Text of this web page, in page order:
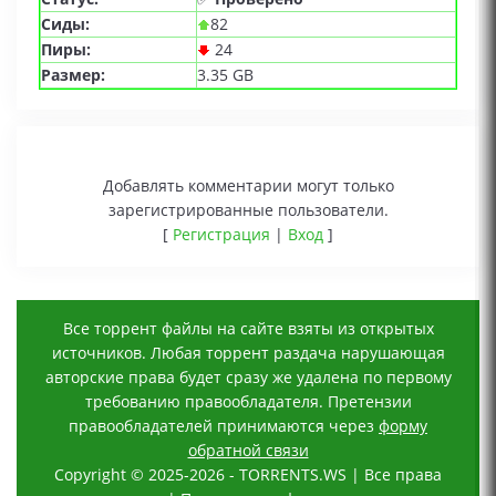
Сиды:
82
Пиры:
24
Размер:
3.35 GB
Добавлять комментарии могут только
зарегистрированные пользователи.
[ Регистрация | Вход ]
Все торрент файлы на сайте взяты из открытых
источников. Любая торрент раздача нарушающая
авторские права будет сразу же удалена по первому
требованию правообладателя. Претензии
правообладателей принимаются через форму
обратной связи
Copyright © 2025-2026 - TORRENTS.WS | Все права